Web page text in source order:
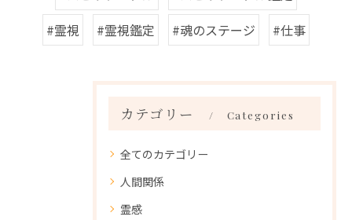
#霊視
#霊視鑑定 #魂のステージ #仕事
カテゴリー Categories
全てのカテゴリー
人間関係
霊感